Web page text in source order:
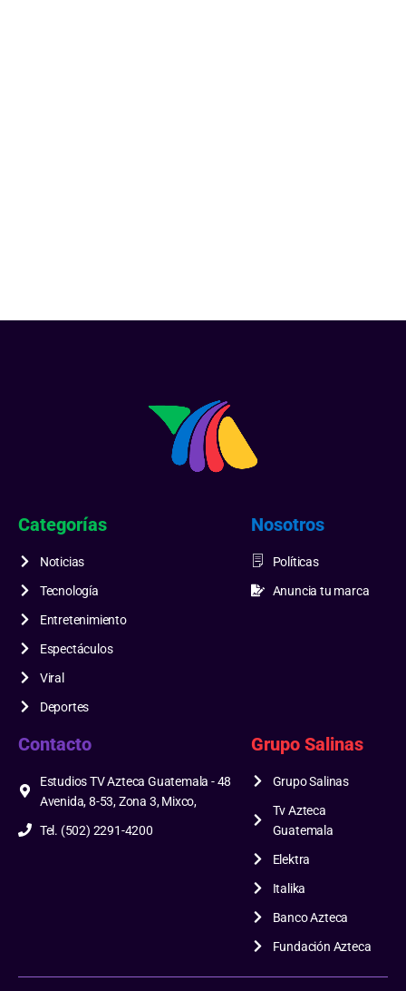
Categorías
Noticias
Tecnología
Entretenimiento
Espectáculos
Viral
Deportes
Nosotros
Políticas
Anuncia tu marca
Contacto
Estudios TV Azteca Guatemala - 48
Avenida, 8-53, Zona 3, Mixco,
Tel. (502) 2291-4200
Grupo Salinas
Grupo Salinas
Tv Azteca
Guatemala
Elektra
Italika
Banco Azteca
Fundación Azteca